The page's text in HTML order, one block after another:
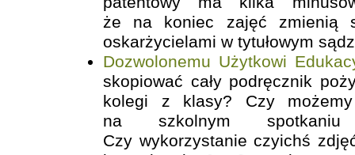
że na koniec zajęć zmienią
oskarżycielami w tytułowym
Dozwolonemu Użytkowi
skopiować cały podręcznik
kolegi z klasy? Czy
na szkolnym spotkaniu
Czy wykorzystanie czyichś